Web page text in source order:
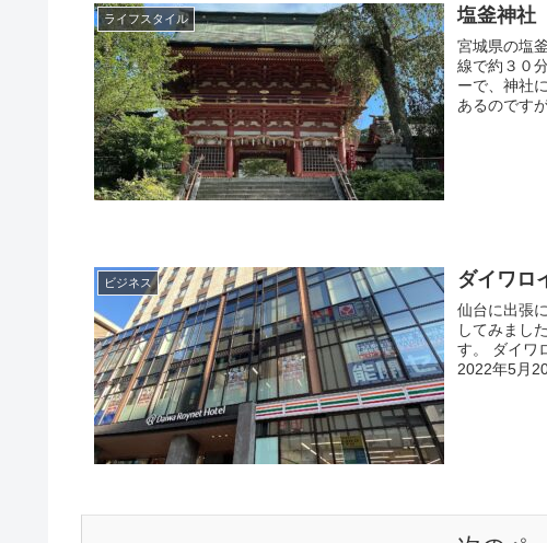
ライフスタイル 塩釜神社
宮城県の塩釜市
線で約３０分く
ーで、神社に向かいます。 山の
あるのです
ビジネス ダイワロ
仙台に出張
してみまし
す。 ダイワロイネットホテルは、仙台に3つあります。 仙台西口は、
2022年5月